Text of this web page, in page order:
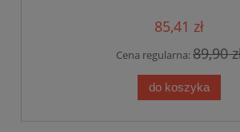
85,41 zł
Cena regularna:89,90
do koszyka